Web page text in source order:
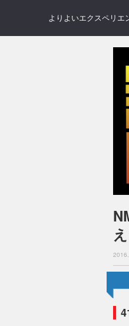
よりよいエクスペリエ